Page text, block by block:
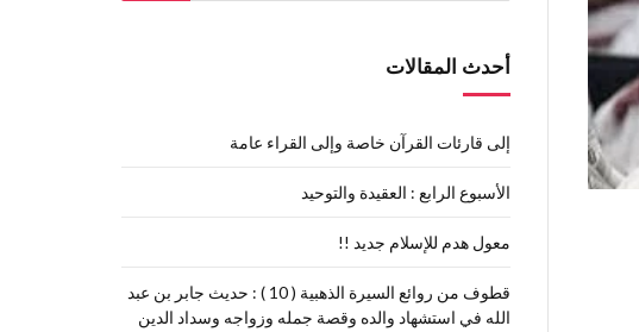
أحدث المقالات
إلى قارئات القرآن خاصة وإلى القراء عامة
الأسبوع الرابع : العقيدة والتوحيد
معول هدم للإسلام جديد !!
قطوف من روائع السيرة الذهبية ( 10 ) : حديث جابر بن عبد
الله في استشهاد والده وقصة جمله وزواجه وسداد الدين